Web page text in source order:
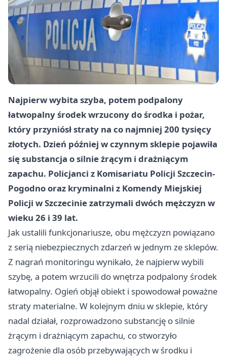
Najpierw wybita szyba, potem podpalony
łatwopalny środek wrzucony do środka i pożar,
który przyniósł straty na co najmniej 200 tysięcy
złotych. Dzień później w czynnym sklepie pojawiła
się substancja o silnie żrącym i drażniącym
zapachu. Policjanci z Komisariatu Policji Szczecin-
Pogodno oraz kryminalni z Komendy Miejskiej
Policji w Szczecinie zatrzymali dwóch mężczyzn w
wieku 26 i 39 lat.
Jak ustalili funkcjonariusze, obu mężczyzn powiązano
z serią niebezpiecznych zdarzeń w jednym ze sklepów.
Z nagrań monitoringu wynikało, że najpierw wybili
szybę, a potem wrzucili do wnętrza podpalony środek
łatwopalny. Ogień objął obiekt i spowodował poważne
straty materialne. W kolejnym dniu w sklepie, który
nadal działał, rozprowadzono substancję o silnie
żrącym i drażniącym zapachu, co stworzyło
zagrożenie dla osób przebywających w środku i